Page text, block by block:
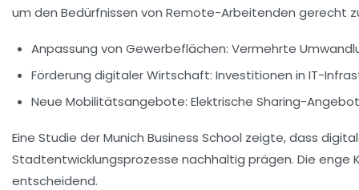
um den Bedürfnissen von Remote-Arbeitenden gerecht
Anpassung von Gewerbeflächen: Vermehrte
Förderung digitaler Wirtschaft: Investitionen in IT-
Neue Mobilitätsangebote: Elektrische Sharing-
Eine Studie der Munich Business School zeigte, dass
Stadtentwicklungsprozesse nachhaltig prägen. Die enge
entscheidend.